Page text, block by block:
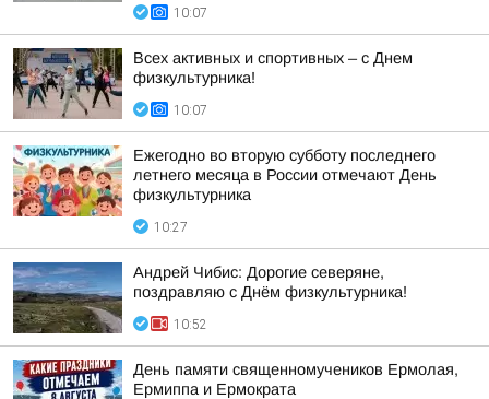
10:07
Всех активных и спортивных – с Днем
физкультурника!
10:07
Ежегодно во вторую субботу последнего
летнего месяца в России отмечают День
физкультурника
10:27
Андрей Чибис: Дорогие северяне,
поздравляю с Днём физкультурника!
10:52
День памяти священномучеников Ермолая,
Ермиппа и Ермократа